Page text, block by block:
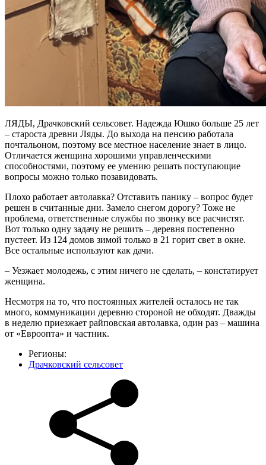
ЛЯДЫ, Драчковский сельсовет. Надежда Юшко больше 25 лет
– староста древни Ляды. До выхода на пенсию работала
почтальоном, поэтому все местное население знает в лицо.
Отличается женщина хорошими управленческими
способностями, поэтому ее умению решать поступающие
вопросы можно только позавидовать.
Плохо работает автолавка? Отставить панику – вопрос будет
решен в считанные дни. Замело снегом дорогу? Тоже не
проблема, ответственные службы по звонку все расчистят.
Вот только одну задачу не решить – деревня постепенно
пустеет. Из 124 домов зимой только в 21 горит свет в окне.
Все остальные используют как дачи.
– Уезжает молодежь, с этим ничего не сделать, – констатирует
женщина.
Несмотря на то, что постоянных жителей осталось не так
много, коммуникации деревню стороной не обходят. Дважды
в неделю приезжает райповская автолавка, один раз – машина
от «Евроопта» и частник.
Регионы:
Драчковский сельсовет